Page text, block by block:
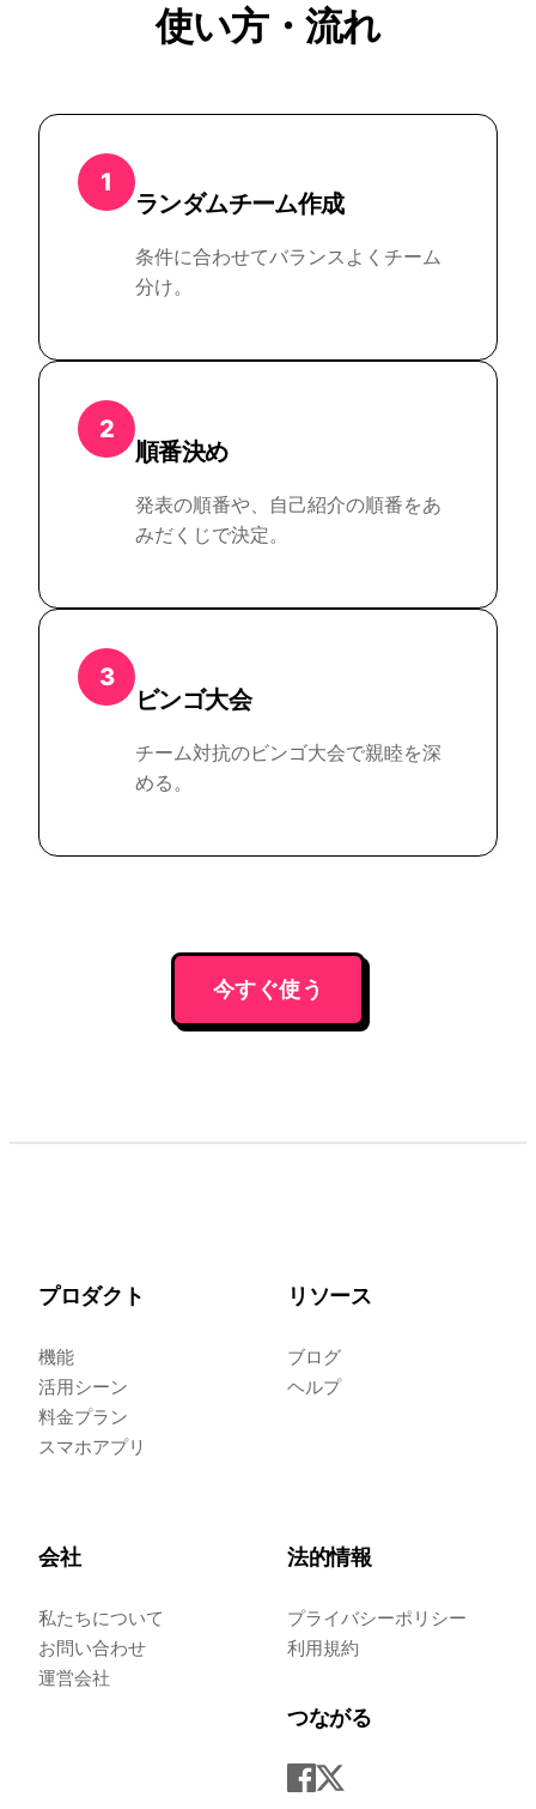
使い方・流れ
1
ランダムチーム作成
条件に合わせてバランスよくチーム
分け。
2
順番決め
発表の順番や、自己紹介の順番をあ
みだくじで決定。
3
ビンゴ大会
チーム対抗のビンゴ大会で親睦を深
める。
今すぐ使う
プロダクト
機能
活用シーン
料金プラン
スマホアプリ
リソース
ブログ
ヘルプ
会社
私たちについて
お問い合わせ
運営会社
法的情報
プライバシーポリシー
利用規約
つながる